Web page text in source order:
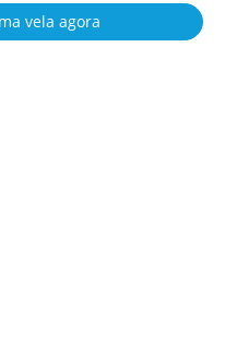
vela agora